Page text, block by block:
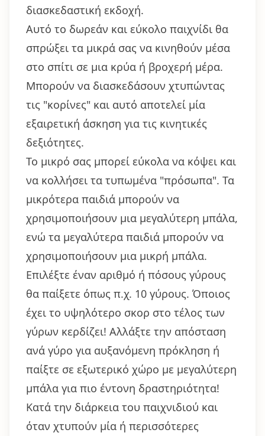
διασκεδαστική εκδοχή.
Αυτό το δωρεάν και εύκολο παιχνίδι θα
σπρώξει τα μικρά σας να κινηθούν μέσα
στο σπίτι σε μια κρύα ή βροχερή μέρα.
Μπορούν να διασκεδάσουν χτυπώντας
τις "κορίνες" και αυτό αποτελεί μία
εξαιρετική άσκηση για τις κινητικές
δεξιότητες.
Το μικρό σας μπορεί εύκολα να κόψει και
να κολλήσει τα τυπωμένα "πρόσωπα". Τα
μικρότερα παιδιά μπορούν να
χρησιμοποιήσουν μια μεγαλύτερη μπάλα,
ενώ τα μεγαλύτερα παιδιά μπορούν να
χρησιμοποιήσουν μια μικρή μπάλα.
Επιλέξτε έναν αριθμό ή πόσους γύρους
θα παίξετε όπως π.χ. 10 γύρους. Όποιος
έχει το υψηλότερο σκορ στο τέλος των
γύρων κερδίζει! Αλλάξτε την απόσταση
ανά γύρο για αυξανόμενη πρόκληση ή
παίξτε σε εξωτερικό χώρο με μεγαλύτερη
μπάλα για πιο έντονη δραστηριότητα!
Κατά την διάρκεια του παιχνιδιού και
όταν χτυπούν μία ή περισσότερες